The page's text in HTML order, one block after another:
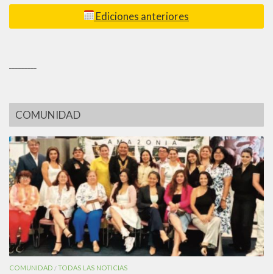
Ediciones anteriores
COMUNIDAD
COMUNIDAD /TODAS LAS NOTICIAS